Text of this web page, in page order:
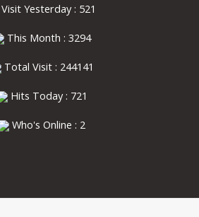
Visit Yesterday : 521
This Month : 3294
Total Visit : 244141
Hits Today : 721
Who's Online : 2